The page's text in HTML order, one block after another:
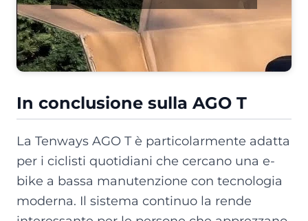
In conclusione sulla AGO T
La Tenways AGO T è particolarmente adatta
per i ciclisti quotidiani che cercano una e-
bike a bassa manutenzione con tecnologia
moderna. Il sistema continuo la rende